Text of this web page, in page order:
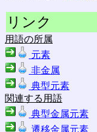
リンク
用語の所属
元素
非金属
典型元素
関連する用語
典型金属元素
遷移金属元素